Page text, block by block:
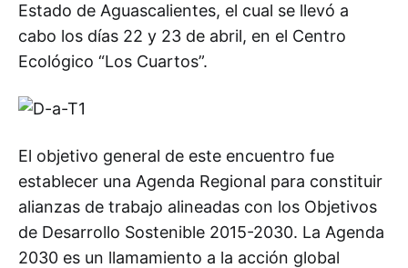
Estado de Aguascalientes, el cual se llevó a
cabo los días 22 y 23 de abril, en el Centro
Ecológico “Los Cuartos”.
El objetivo general de este encuentro fue
establecer una Agenda Regional para constituir
alianzas de trabajo alineadas con los Objetivos
de Desarrollo Sostenible 2015-2030. La Agenda
2030 es un llamamiento a la acción global